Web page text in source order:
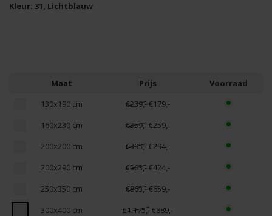
Kleur: 31, Lichtblauw
Maat Prijs
Voorraad
130x190 cm
€239,-€179,-
160x230 cm
€359,-€259,-
200x200 cm
€395,-€294,-
200x290 cm
€563,-€424,-
250x350 cm
€863,-€659,-
300x400 cm
€1.175,-€889,-